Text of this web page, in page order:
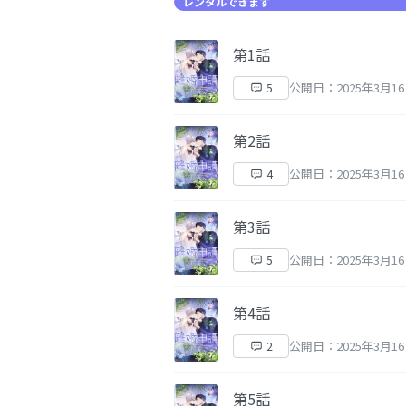
第1話
5 公開日：2025年3月
第2話
4 公開日：2025年3月
第3話
5 公開日：2025年3月
第4話
2 公開日：2025年3月
第5話